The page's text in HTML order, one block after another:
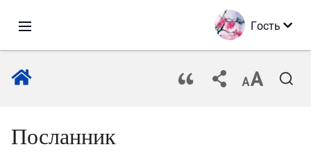
Гость
Посланник